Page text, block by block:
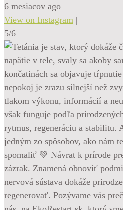
6 mesiacov ago
View on Instagram |
5/6